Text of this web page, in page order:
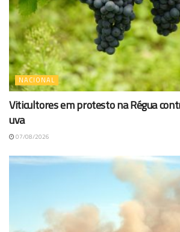
NACIONAL
Viticultores em protesto na Régua
uva
07/08/2026